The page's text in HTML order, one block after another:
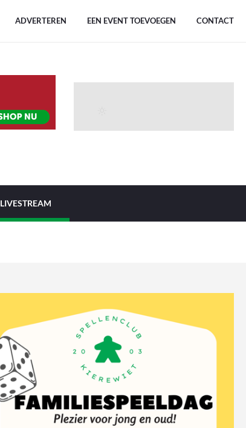
ADVERTEREN EEN EVENT TOEVOEGEN CONTACT
LIVESTREAM